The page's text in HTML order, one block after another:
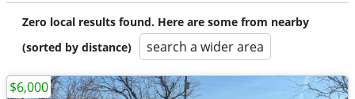
Zero local results found. Here are some from nearby
(sorted by distance)
search a wider area
$6,000